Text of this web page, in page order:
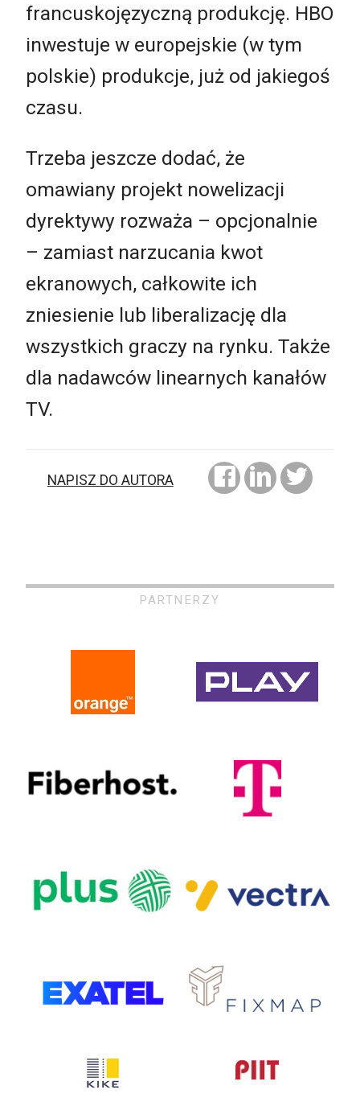
francuskojęzyczną produkcję. HBO
inwestuje w europejskie (w tym
polskie) produkcje, już od jakiegoś
czasu.
Trzeba jeszcze dodać, że
omawiany projekt nowelizacji
dyrektywy rozważa – opcjonalnie
– zamiast narzucania kwot
ekranowych, całkowite ich
zniesienie lub liberalizację dla
wszystkich graczy na rynku. Także
dla nadawców linearnych kanałów
TV.
NAPISZ DO AUTORA
PARTNERZY